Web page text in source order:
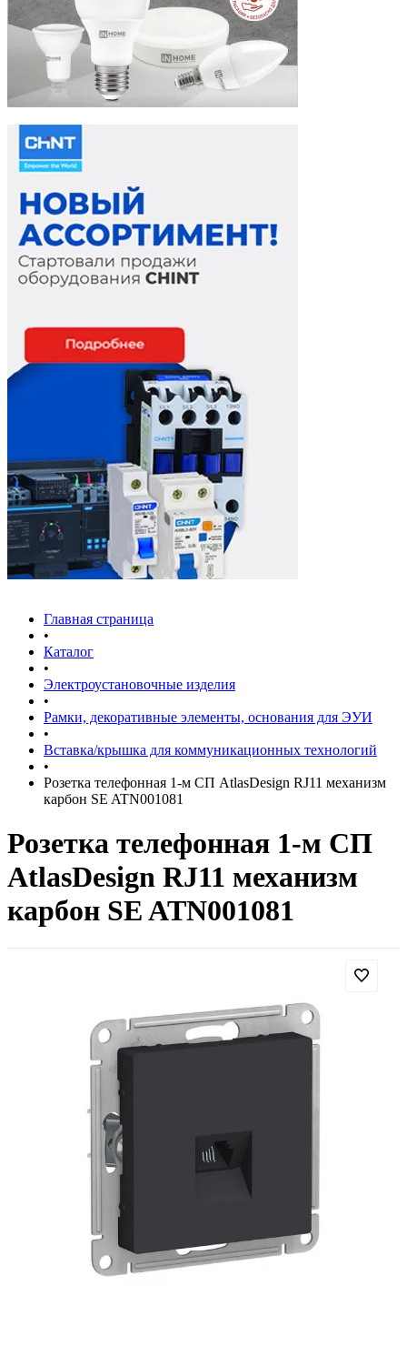
Главная страница
•
Каталог
•
Электроустановочные изделия
•
Рамки, декоративные элементы, основания для ЭУИ
•
Вставка/крышка для коммуникационных технологий
•
Розетка телефонная 1-м СП AtlasDesign RJ11 механизм
карбон SE ATN001081
Розетка телефонная 1-м СП
AtlasDesign RJ11 механизм
карбон SE ATN001081